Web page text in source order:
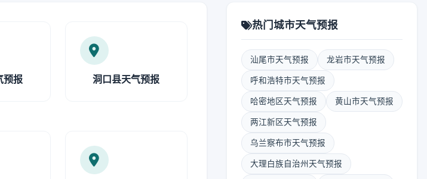
预报 洞口县天气预报
热门城市天气预报
汕尾市天气预报 龙岩市天气预报
呼和浩特市天气预报
哈密地区天气预报 黄山市天气预报
两江新区天气预报
乌兰察布市天气预报
大理白族自治州天气预报